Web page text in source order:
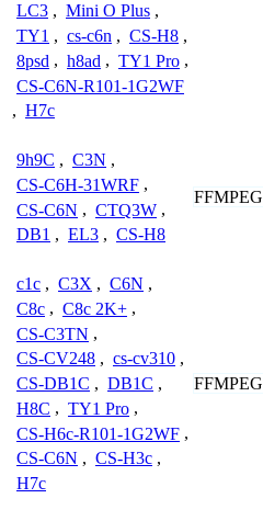
LC3 , Mini O Plus ,
TY1 , cs-c6n , CS-H8 ,
8psd , h8ad , TY1 Pro ,
CS-C6N-R101-1G2WF
, H7c
9h9C , C3N ,
CS-C6H-31WRF ,
CS-C6N , CTQ3W ,
DB1 , EL3 , CS-H8
FFMPEG
c1c , C3X , C6N ,
C8c , C8c 2K+ ,
CS-C3TN ,
CS-CV248 , cs-cv310 ,
CS-DB1C , DB1C ,
H8C , TY1 Pro ,
CS-H6c-R101-1G2WF ,
CS-C6N , CS-H3c ,
H7c
FFMPEG